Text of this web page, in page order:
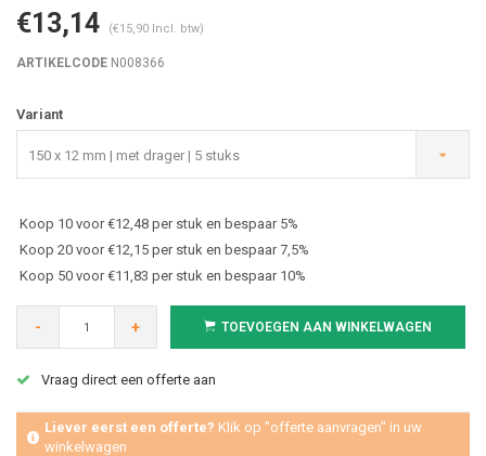
€13,14 (€15,90 Incl. btw)
ARTIKELCODE N008366
Variant
150 x 12 mm | met drager | 5 stuks
Koop 10 voor €12,48 per stuk en bespaar 5%
Koop 20 voor €12,15 per stuk en bespaar 7,5%
Koop 50 voor €11,83 per stuk en bespaar 10%
- + TOEVOEGEN AAN WINKELWAGEN
Vraag direct een offerte aan
Liever eerst een offerte? Klik op "offerte aanvragen" in uw
winkelwagen